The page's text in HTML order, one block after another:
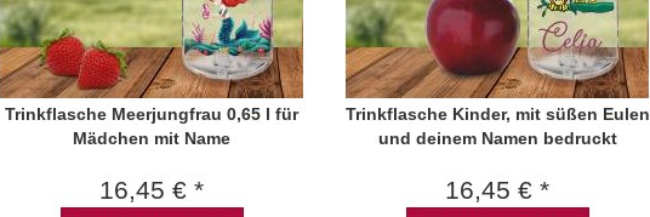
Trinkflasche Meerjungfrau 0,65 l für
Mädchen mit Name
16,45 € *
Trinkflasche Kinder, mit süßen Eulen
und deinem Namen bedruckt
16,45 € *